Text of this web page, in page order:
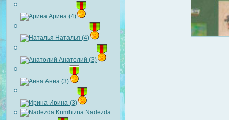
Арина (4)
Наталья (4)
Анатолий (3)
Анна (3)
Ирина (3)
Nadezda